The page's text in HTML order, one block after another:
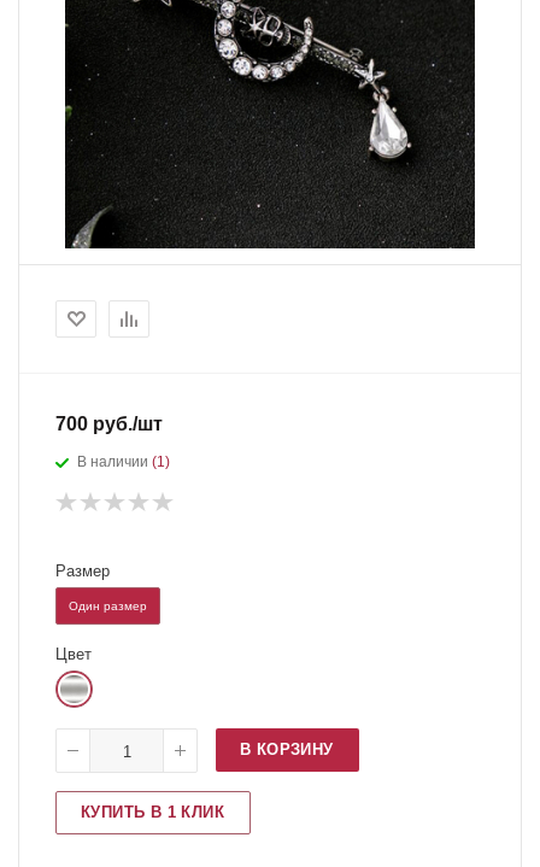
700 руб./шт
В наличии (1)
Размер
Один размер
Цвет
В КОРЗИНУ
КУПИТЬ В 1 КЛИК